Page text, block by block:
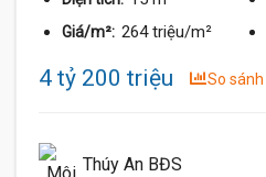
Giá/m²: 264 triệu/m²
4 tỷ 200 triệu So sánh
Thúy An BĐS